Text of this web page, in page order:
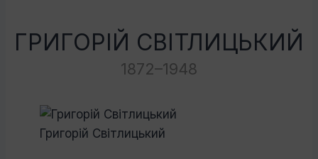
ГРИГОРІЙ СВІТЛИЦЬКИЙ
1872–1948
Григорій Світлицький